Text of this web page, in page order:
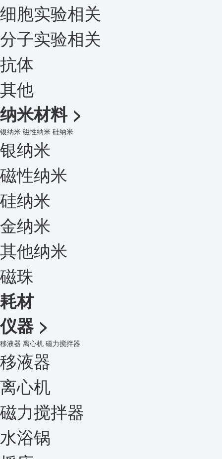
细胞实验相关
分子实验相关
抗体
其他
纳米材料 >
银纳米 磁性纳米 硅纳米
银纳米
磁性纳米
硅纳米
金纳米
其他纳米
磁珠
耗材
仪器 >
移液器 离心机 磁力搅拌器
移液器
离心机
磁力搅拌器
水浴锅